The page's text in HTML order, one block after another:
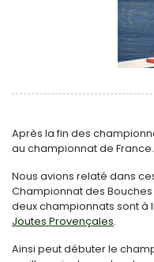
Après la fin des
au championnat de France.
Nous avions relaté dans
Championnat des Bouches
deux championnats sont à
Joutes Provençales.
Ainsi peut débuter le